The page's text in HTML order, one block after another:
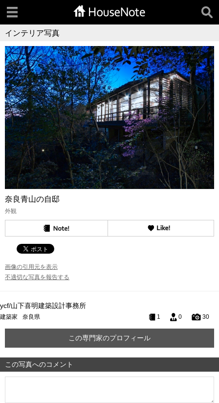
インテリア写真
奈良青山の自邸
外観
画像の引用元を表示
不適切な写真を報告する
ycf/山下喜明建築設計事務所
建築家 奈良県 1 0 30
この専門家のプロフィール
この写真へのコメント